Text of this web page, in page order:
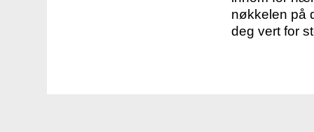
nøkkelen på
deg vert for